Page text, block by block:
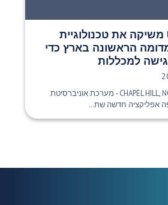
UNC System משיקה את טכנולוגיית
הראשונה בארץ כדי
למכללות
8 באוגוסט 2018 CHAPEL HILL, NC - מערכת אוניברסיטת
אפליקציה חדשה שת...